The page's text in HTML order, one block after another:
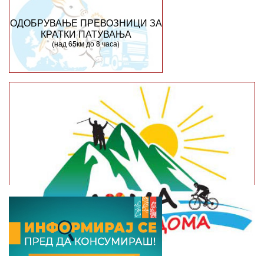
ОДОБРУВАЊЕ ПРЕВОЗНИЦИ ЗА
КРАТКИ ПАТУВАЊА
(над 65км до 8 часа)